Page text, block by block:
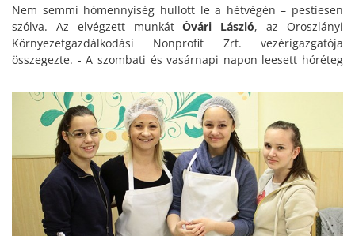
Nem semmi hómennyiség hullott le a hétvégén – pestiesen
szólva. Az elvégzett munkátÓvári László, az Oroszlányi
Környezetgazdálkodási Nonprofit Zrt. vezérigazgatója
összegezte. - A szombati és vasárnapi napon leesett hóréteg
havazás ellenére az utak és a járdák a város egész területén
járhatóak voltak.